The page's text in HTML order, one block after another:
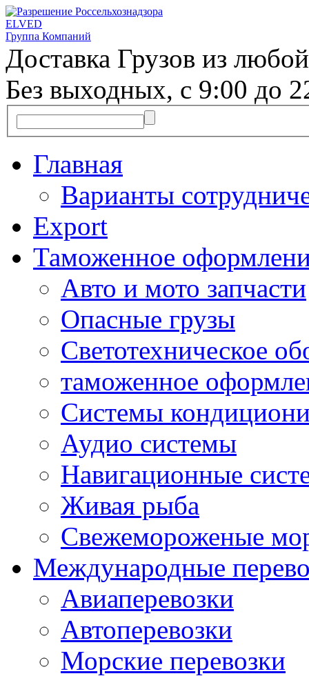
ELVED
Группа Компаний
Доставка Грузов из
Без выходных, с 9:00 до
Главная
Варианты
Export
Таможенное
Авто и мото запчасти
Опасные грузы
Светотехническое
таможенное
Системы
Аудио системы
Навигационные
Живая рыба
Свежемороженые
Международные
Авиаперевозки
Автоперевозки
Морские перевозки